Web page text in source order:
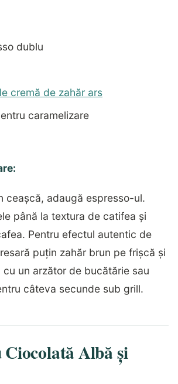
dublu
cremă de zahăr ars
caramelizare
ceașcă, adaugă espresso-ul.
până la textura de catifea și
Pentru efectul autentic de
puțin zahăr brun pe frișcă și
un arzător de bucătărie sau
câteva secunde sub grill.
Albă și